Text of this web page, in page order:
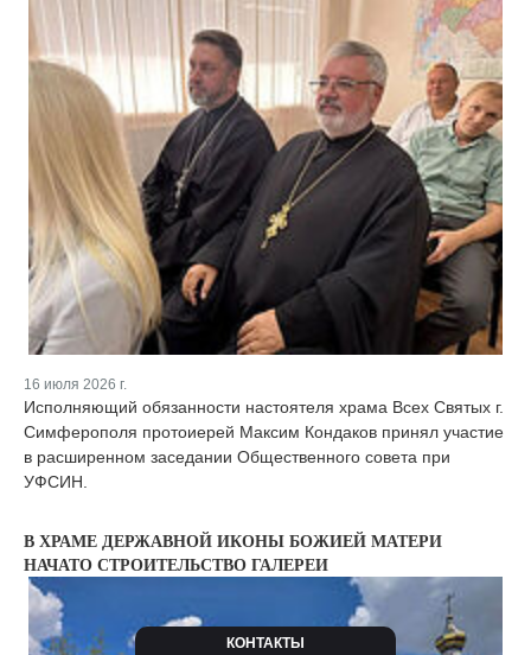
16 июля 2026 г.
Исполняющий обязанности настоятеля храма Всех Святых г.
Симферополя протоиерей Максим Кондаков принял участие
в расширенном заседании Общественного совета при
УФСИН.
В ХРАМЕ ДЕРЖАВНОЙ ИКОНЫ БОЖИЕЙ МАТЕРИ
НАЧАТО СТРОИТЕЛЬСТВО ГАЛЕРЕИ
КОНТАКТЫ